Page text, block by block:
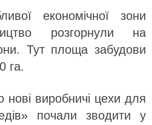
економічної зони
розгорнули на
Тут площа забудови
га.
виробничі цехи для
почали зводити у